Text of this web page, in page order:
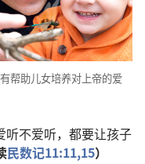
帮助儿女培养对上帝的爱
听不爱听，都要让孩子
民数记11:11,15）